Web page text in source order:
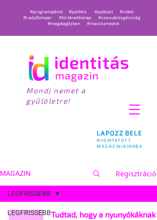
LAPOZZ BELE
NYOMTATOTT
MAGAZINJAINKBA
#programajánló #politika #podcast
#videó
#LadyDömper
#történetihónap
#szexuálisegészség
#magdiagőzben
#macskamedve
Mondj nemet a
gyűlöletre!
MAGAZIN Regisztráció
LEGFRISSEBB
LEGFRISSEBB
Tudtad, hogy a nyunyókáknak